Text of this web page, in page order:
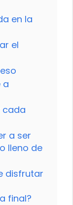
en la
el
a
cada
a ser
lleno de
disfrutar
final?